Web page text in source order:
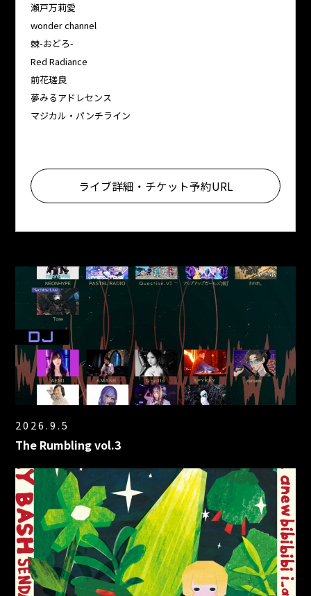
瀬戸万莉愛
wonder channel
棘-おどろ-
Red Radiance
前花瑳良
夢みるアドレセンス
マジカル・パンチライン
ライブ詳細・チケット予約URL
2026.9.5
The Rumbling vol.3